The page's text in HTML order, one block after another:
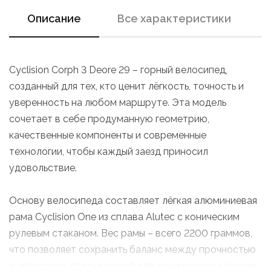
Описание Все характеристики
Cyclision Corph 3 Deore 29 – горный велосипед,
созданный для тех, кто ценит лёгкость, точность и
уверенность на любом маршруте. Эта модель
сочетает в себе продуманную геометрию,
качественные компоненты и современные
технологии, чтобы каждый заезд приносил
удовольствие.
Основу велосипеда составляет лёгкая алюминиевая
рама Cyclision One из сплава Alutec с коническим
рулевым стаканом. Вес рамы – всего 2200 граммов,
что позволяет сохранить баланс между прочностью